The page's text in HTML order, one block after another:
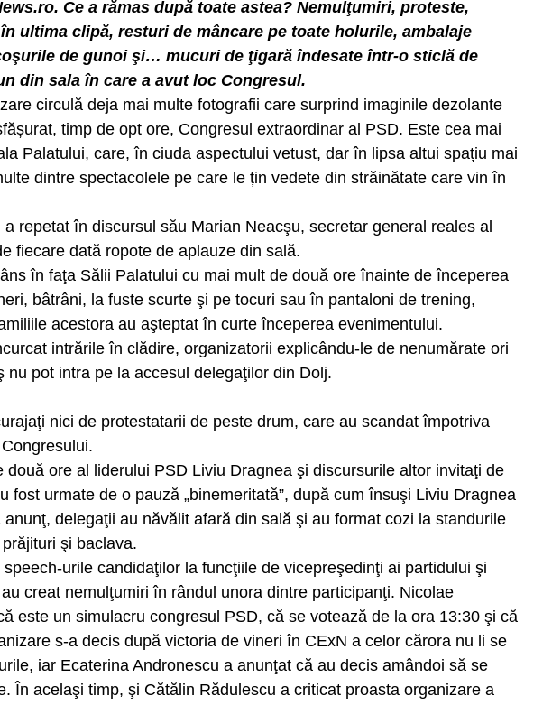
Ce a rămas după toate astea? Nemulţumiri, proteste,
ultima clipă, resturi de mâncare pe toate holurile, ambalaje
de gunoi şi… mucuri de ţigară îndesate într-o sticlă de
din sala în care a avut loc Congresul.
circulă deja mai multe fotografii care surprind imaginile dezolante
timp de opt ore, Congresul extraordinar al PSD. Este cea mai
Palatului, care, în ciuda aspectului vetust, dar în lipsa altui spațiu mai
dintre spectacolele pe care le țin vedete din străinătate care vin în
a repetat în discursul său Marian Neacşu, secretar general reales al
fiecare dată ropote de aplauze din sală.
în faţa Sălii Palatului cu mai mult de două ore înainte de începerea
bâtrâni, la fuste scurte şi pe tocuri sau în pantaloni de trening,
acestora au aşteptat în curte începerea evenimentului.
intrările în clădire, organizatorii explicându-le de nenumărate ori
nu pot intra pe la accesul delegaţilor din Dolj.
nici de protestatarii de peste drum, care au scandat împotriva
două ore al liderului PSD Liviu Dragnea şi discursurile altor invitaţi de
fost urmate de o pauză „binemeritată”, după cum însuşi Liviu Dragnea
delegaţii au năvălit afară din sală şi au format cozi la standurile
şi baclava.
urile candidaţilor la funcţiile de vicepreşedinţi ai partidului şi
creat nemulţumiri în rândul unora dintre participanţi. Nicolae
este un simulacru congresul PSD, că se votează de la ora 13:30 şi că
s-a decis după victoria de vineri în CExN a celor cărora nu li se
iar Ecaterina Andronescu a anunţat că au decis amândoi să se
În acelaşi timp, şi Cătălin Rădulescu a criticat proasta organizare a